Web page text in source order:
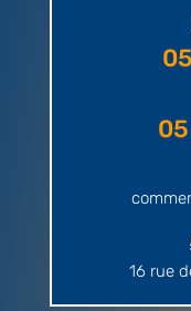
16 rue